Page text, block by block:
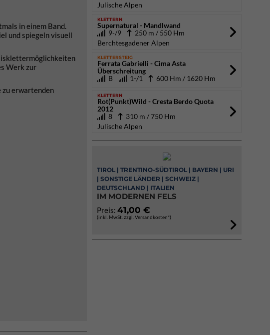
in einem Band.
und spiegeln visuell
Werk zur
zu erwartenden
Julische Alpen
KLETTERN
Supernatural - Mandlwand
9-/9
250 m / 550 Hm
Berchtesgadener Alpen
KLETTERSTEIG
Ferrata Gabrielli - Cima Asta
Überschreitung
B
1-/1 600 Hm / 1620 Hm
KLETTERN
Rot(Punkt)Wild - Cresta Berdo Quota
2012
8
310 m / 750 Hm
Julische Alpen
TIROL | TRENTINO-SÜDTIROL | BAYERN | URI
| SONSTIGE LÄNDER | SCHWEIZ |
DEUTSCHLAND | ITALIEN
IM MODERNEN FELS
Preis: 41,00 €
(inkl. MwSt. zzgl. Versandkosten*)